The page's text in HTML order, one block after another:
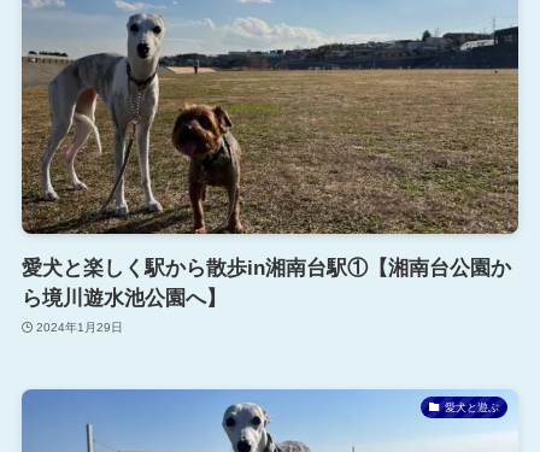
愛犬と楽しく駅から散歩in湘南台駅①【湘南台公園か
ら境川遊水池公園へ】
2024年1月29日
愛犬と遊ぶ